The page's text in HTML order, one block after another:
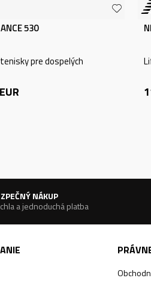
530
pre dospelých
EUR
NÁKUP
a jednoduchá platba